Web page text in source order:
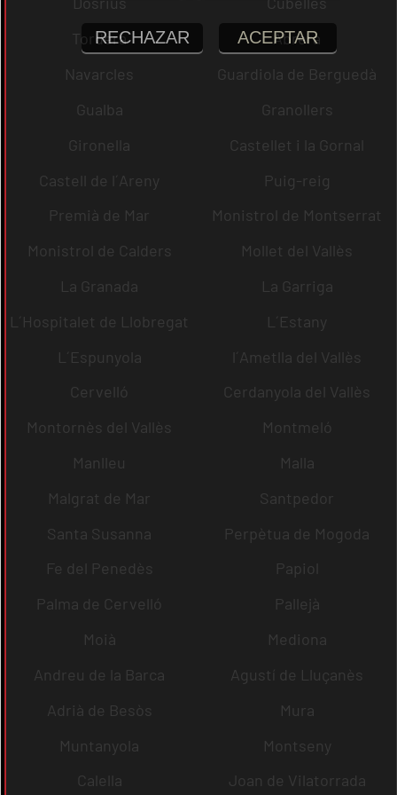
Tordera
Abrera
Navarcles
Guardiola de Berguedà
Gualba
Granollers
Gironella
Castellet i la Gornal
Castell de l´Areny
Puig-reig
Premià de Mar
Monistrol de Montserrat
Monistrol de Calders
Mollet del Vallès
La Granada
La Garriga
L´Hospitalet de Llobregat
L´Estany
L´Espunyola
l´Ametlla del Vallès
Cervelló
Cerdanyola del Vallès
Montornès del Vallès
Montmeló
Manlleu
Malla
Malgrat de Mar
Santpedor
Santa Susanna
Perpètua de Mogoda
Fe del Penedès
Papiol
Palma de Cervelló
Pallejà
Moià
Mediona
Andreu de la Barca
Agustí de Lluçanès
Adrià de Besòs
Mura
Muntanyola
Montseny
Calella
Joan de Vilatorrada
RECHAZAR ACEPTAR